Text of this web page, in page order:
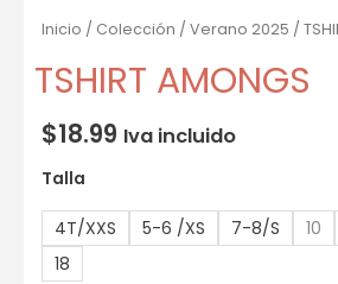
Inicio / Colección / Verano 2025 /
TSHIRT AMONGS
$18.99 Iva incluido
Talla
4T/XXS 5-6 /XS 7-8/S 10
18